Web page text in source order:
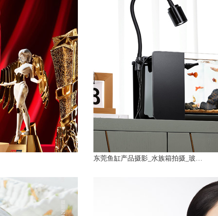
东莞鱼缸产品摄影_水族箱拍摄_玻…